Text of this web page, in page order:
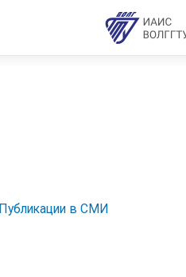
Публикации в СМИ